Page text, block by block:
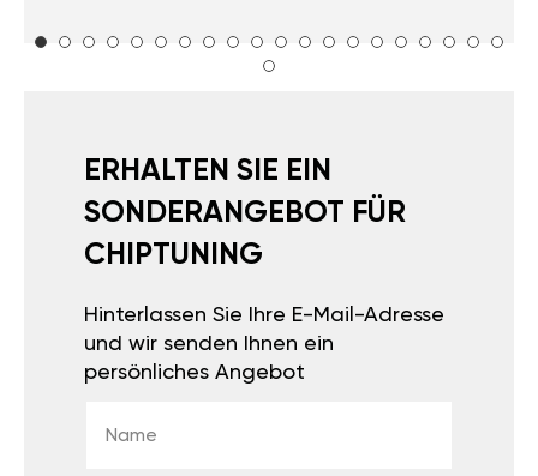
ERHALTEN SIE EIN
SONDERANGEBOT FÜR
CHIPTUNING
Hinterlassen Sie Ihre E-Mail-Adresse
und wir senden Ihnen ein
persönliches Angebot